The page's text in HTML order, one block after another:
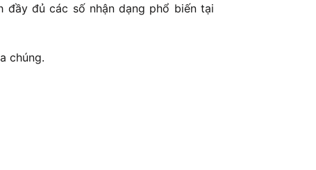
đầy đủ các số nhận dạng phổ biến tại
chúng.